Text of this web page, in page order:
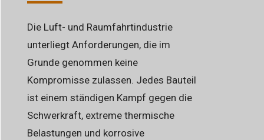
Die Luft- und Raumfahrtindustrie
unterliegt Anforderungen, die im
Grunde genommen keine
Kompromisse zulassen. Jedes Bauteil
ist einem ständigen Kampf gegen die
Schwerkraft, extreme thermische
Belastungen und korrosive